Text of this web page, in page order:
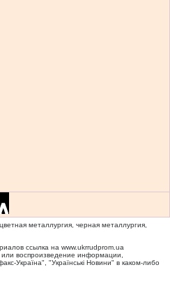
металлургия, черная металлургия,
ссылка на www.ukrrudprom.ua
воспроизведение информации,
Україна", "Українськi Новини" в каком-либо